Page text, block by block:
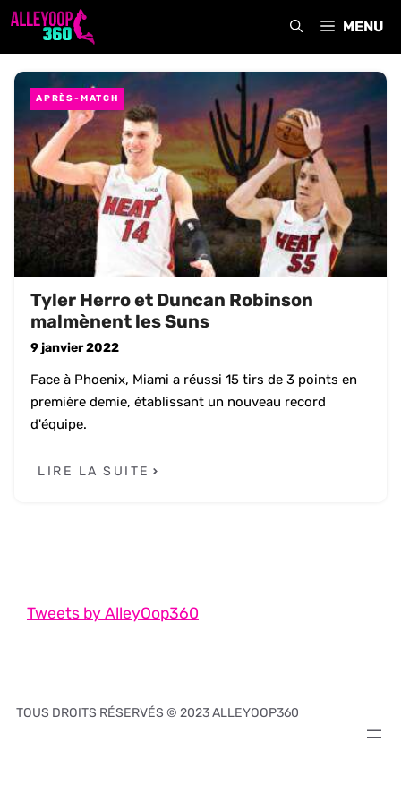
Aller
MENU
APRÈS-MATCH
Tyler Herro et Duncan Robinson
malmènent les Suns
9 janvier 2022
Face à Phoenix, Miami a réussi 15 tirs de 3 points en
première demie, établissant un nouveau record
d'équipe.
LIRE LA SUITE
Tweets by AlleyOop360
TOUS DROITS RÉSERVÉS © 2023 ALLEYOOP360